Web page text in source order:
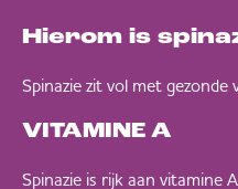
Hierom is
Spinazie zit vol met gezonde
VITAMINE A
Spinazie is rijk aan vitamine